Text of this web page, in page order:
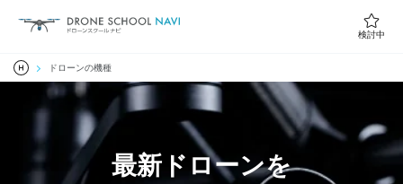
検討中
ドローンの機種
最新ドローンを